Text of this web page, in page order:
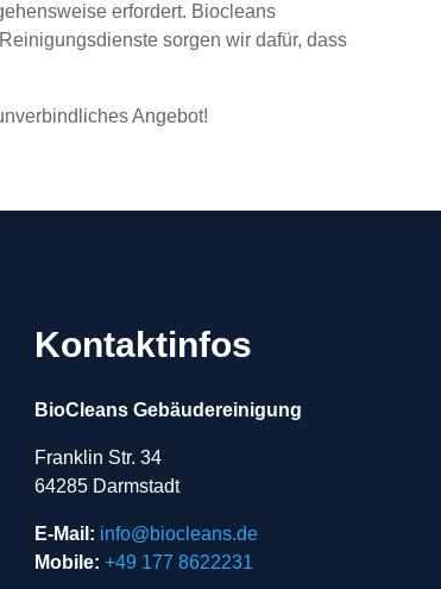
erfordert. Biocleans
sorgen wir dafür, dass
Angebot!
Kontaktinfos
BioCleans Gebäudereinigung
Franklin Str. 34
64285 Darmstadt
E-Mail: info@biocleans.de
Mobile: +49 177 8622231